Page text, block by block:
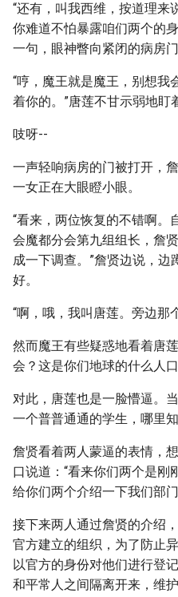
“还有，叫我西维，按道理来
你难道不怕暴露咱们两个的
一句，眼神瞥向紧闭的病房门
“哼，魔王就是魔王，别想我
着你的。”唐莲不甘示弱地盯
吱呀--
一声轻响病房的门被打开，
一女正在大眼瞪小眼。
“看来，两位恢复的不错啊。
会魔都分会第九组组长，詹
成一下调查。”詹贤边说，
好。
“啊，哦，我叫唐莲。旁边那
然而魔王有些疑惑地看着唐
会？这是你们地球的什么人
对此，唐莲也是一脸懵逼。
一个普普通通的学生，哪里
詹贤看着两人蒙逼的表情，
口说道：“看来你们两个是
给你们两个介绍一下我们部
接下来两人通过詹贤的介绍
官方建立的组织，为了防止
以官方的身份对他们进行登
和平常人之间隔离开来，维